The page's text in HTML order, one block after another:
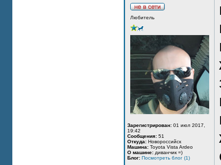
Любитель
Зарегистрирован: 01 июл 2017,
19:42
Сообщения: 51
Откуда: Новороссийск
Машина: Toyota Vista Ardeo
О машине: диванчик =)
Блог: Посмотреть блог (1)